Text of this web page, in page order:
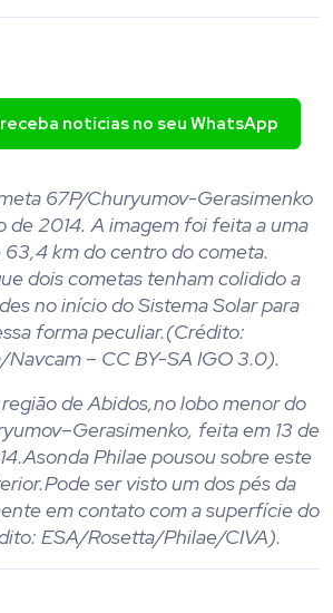
notícias no seu WhatsApp
67P/Churyumov-Gerasimenko
de 2014. A imagem foi feita a uma
63,4 km do centro do cometa.
dois cometas tenham colidido a
no início do Sistema Solar para
forma peculiar.(Crédito:
– CC BY-SA IGO 3.0).
de Abidos,no lobo menor do
feita em 13 de
Philae pousou sobre este
ser visto um dos pés da
em contato com a superfície do
ESA/Rosetta/Philae/CIVA).